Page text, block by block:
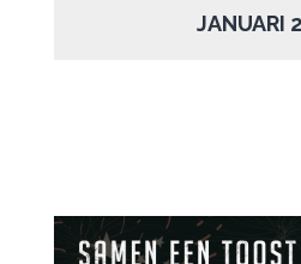
JANUARI